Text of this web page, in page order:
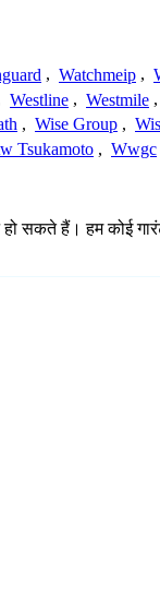
, Watchmeip ,
Westline , Westmile ,
, Wise Group ,
Tsukamoto , Wwgc
सकते हैं। हम कोई